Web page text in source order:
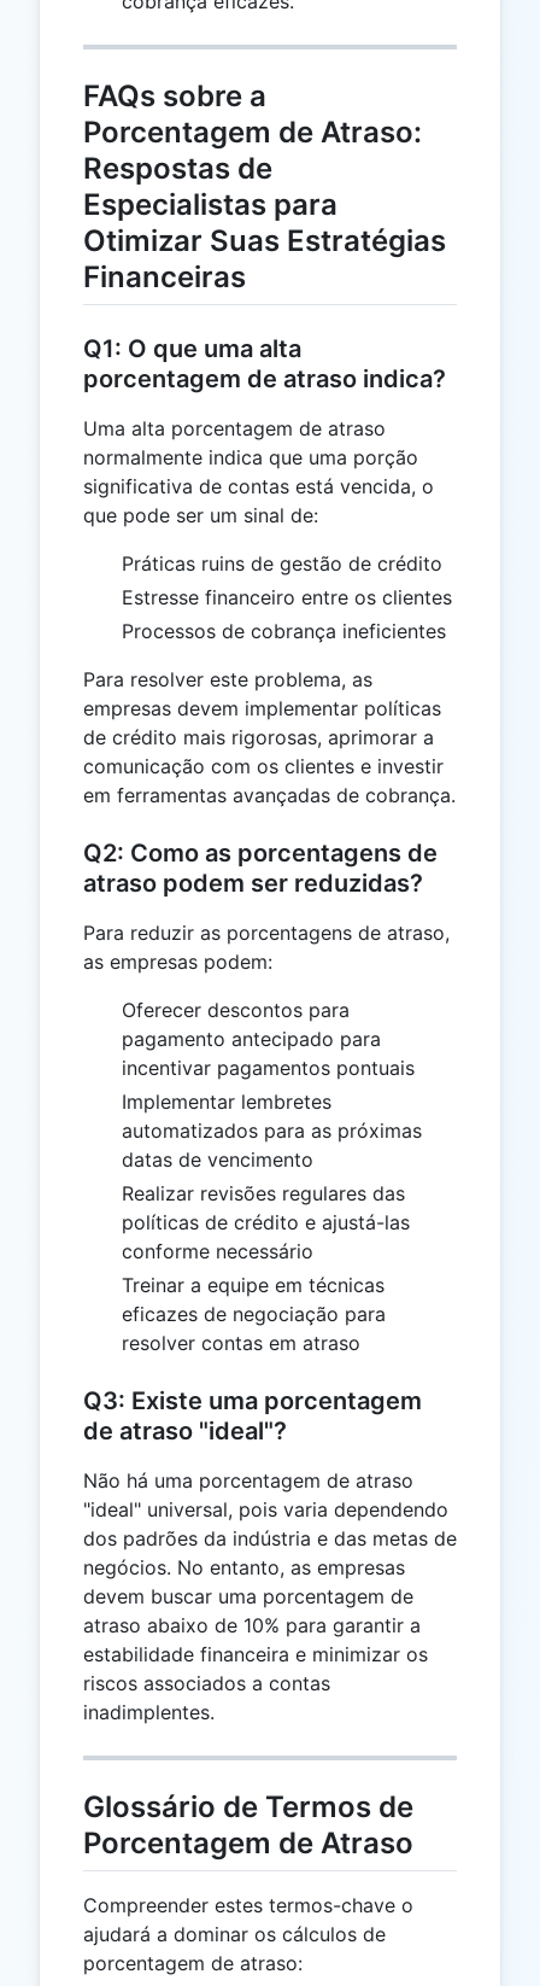
FAQs sobre a
Porcentagem de Atraso:
Respostas de
Especialistas para
Otimizar Suas Estratégias
Financeiras
Q1: O que uma alta
porcentagem de atraso indica?
Uma alta porcentagem de atraso
normalmente indica que uma porção
significativa de contas está vencida, o
que pode ser um sinal de:
Práticas ruins de gestão de crédito
Estresse financeiro entre os clientes
Processos de cobrança ineficientes
Para resolver este problema, as
empresas devem implementar políticas
de crédito mais rigorosas, aprimorar a
comunicação com os clientes e investir
em ferramentas avançadas de cobrança.
Q2: Como as porcentagens de
atraso podem ser reduzidas?
Para reduzir as porcentagens de atraso,
as empresas podem:
Oferecer descontos para
pagamento antecipado para
incentivar pagamentos pontuais
Implementar lembretes
automatizados para as próximas
datas de vencimento
Realizar revisões regulares das
políticas de crédito e ajustá-las
conforme necessário
Treinar a equipe em técnicas
eficazes de negociação para
resolver contas em atraso
Q3: Existe uma porcentagem
de atraso "ideal"?
Não há uma porcentagem de atraso
"ideal" universal, pois varia dependendo
dos padrões da indústria e das metas de
negócios. No entanto, as empresas
devem buscar uma porcentagem de
atraso abaixo de 10% para garantir a
estabilidade financeira e minimizar os
riscos associados a contas
inadimplentes.
Glossário de Termos de
Porcentagem de Atraso
Compreender estes termos-chave o
ajudará a dominar os cálculos de
porcentagem de atraso: